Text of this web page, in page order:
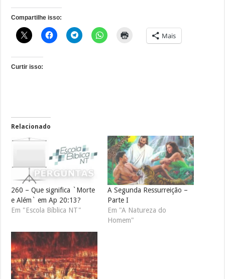
Compartilhe isso:
Mais
Curtir isso:
Relacionado
260 – Que significa `Morte
e Além` em Ap 20:13?
Em "Escola Bíblica NT"
A Segunda Ressurreição –
Parte I
Em "A Natureza do
Homem"